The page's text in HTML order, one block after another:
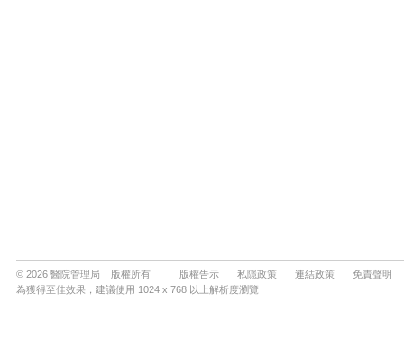
© 2026 醫院管理局 版權所有 版權告示 私隱政策 連結政策
免責聲明
為獲得至佳效果，建議使用 1024 x 768 以上解析度瀏覽